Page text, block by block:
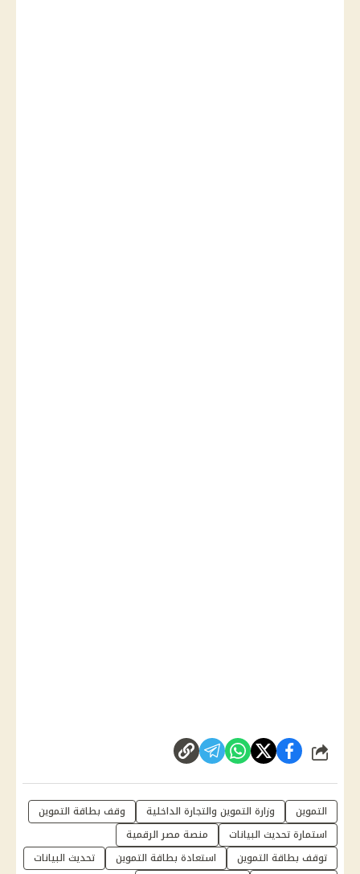
شارك
التموين وزارة التموين والتجارة الداخلية
وقف بطاقة التموين
استمارة تحديث البيانات
منصة مصر الرقمية
توقف بطاقة التموين
استعادة بطاقة التموين
تحديث البيانات